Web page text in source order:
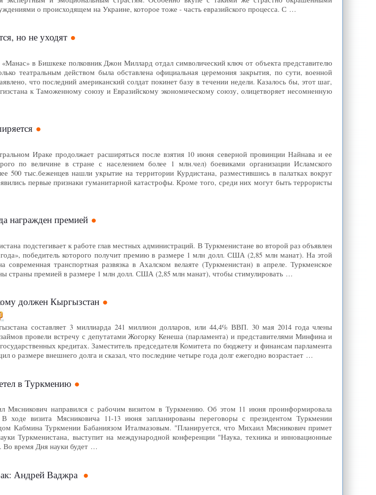
о происходящем на Украине, которое тоже - часть евразийского процесса. С …
но не уходят
в Бишкеке полковник Джон Миллард отдал символический ключ от объекта представителю
театральным действом была обставлена официальная церемония закрытия, по сути, военной
что последний американский солдат покинет базу в течении недели. Казалось бы, этот шаг,
к Таможенному союзу и Евразийскому экономическому союзу, олицетворяет несомненную
Ираке продолжает расширяться после взятия 10 июня северной провинции Найнава и ее
по величине в стране с населением более 1 млн.чел) боевиками организации Исламского
500 тыс.беженцев нашли укрытие на территории Курдистана, разместившись в палатках вокруг
первые признаки гуманитарной катастрофы. Кроме того, среди них могут быть террористы
награжден премией
подстегивает к работе глав местных администраций. В Туркменистане во второй раз объявлен
победитель которого получит премию в размере 1 млн долл. США (2,85 млн манат). На этой
современная транспортная развязка в Ахалском велаяте (Туркменистан) в апреле. Туркменское
страны премией в размере 1 млн долл. США (2,85 млн манат), чтобы стимулировать …
должен Кыргызстан
составляет 3 миллиарда 241 миллион долларов, или 44,4% ВВП. 30 мая 2014 года члены
провели встречу с депутатами Жогорку Кенеша (парламента) и представителями Минфина и
кредитах. Заместитель председателя Комитета по бюджету и финансам парламента
о размере внешнего долга и сказал, что последние четыре года долг ежегодно возрастает …
в Туркмению
Мясникович направился с рабочим визитом в Туркмению. Об этом 11 июня проинформировала
В ходе визита Мясниковича 11-13 июня запланированы переговоры с президентом Туркмении
Кабмина Туркмении Бабаниязом Италмазовым. "Планируется, что Михаил Мясникович примет
Туркменистана, выступит на международной конференции "Наука, техника и инновационные
Во время Дня науки будет …
Андрей Ваджра